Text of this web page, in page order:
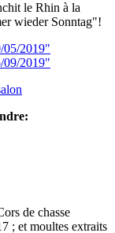
le Rhin à la
wieder Sonntag"!
05/2019"
09/2019"
de chasse
; et moultes extraits